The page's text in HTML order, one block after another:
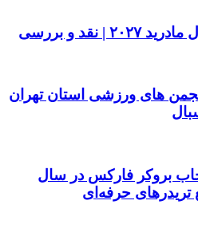
| نقد و بررسی
های ورزشی استان تهران
بروکر فارکس در سال